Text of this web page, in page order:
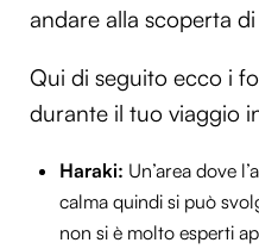
andare alla scoperta
Qui di seguito ecco i
durante il tuo viaggio
Haraki: Un’area dove
calma quindi si può
non si è molto esperti